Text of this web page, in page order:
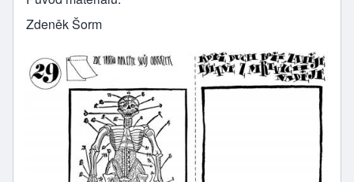
Zdeněk Šorm